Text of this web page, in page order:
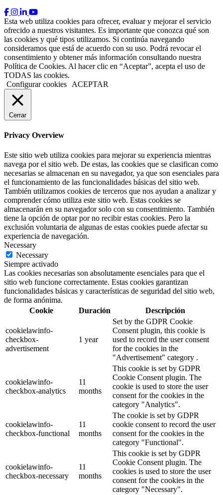
Esta web utiliza cookies para ofrecer, evaluar y mejorar el servicio
ofrecido a nuestros visitantes. Es importante que conozca qué son
las cookies y qué tipos utilizamos. Si continúa navegando
consideramos que está de acuerdo con su uso. Podrá revocar el
consentimiento y obtener más información consultando nuestra
Política de Cookies. Al hacer clic en “Aceptar”, acepta el uso de
TODAS las cookies.
Configurar cookies
ACEPTAR
Cerrar
Privacy Overview
Este sitio web utiliza cookies para mejorar su experiencia mientras
navega por el sitio web. De estas, las cookies que se clasifican como
necesarias se almacenan en su navegador, ya que son esenciales para
el funcionamiento de las funcionalidades básicas del sitio web.
También utilizamos cookies de terceros que nos ayudan a analizar y
comprender cómo utiliza este sitio web. Estas cookies se
almacenarán en su navegador solo con su consentimiento. También
tiene la opción de optar por no recibir estas cookies. Pero la
exclusión voluntaria de algunas de estas cookies puede afectar su
experiencia de navegación.
Necessary
Necessary
Siempre activado
Las cookies necesarias son absolutamente esenciales para que el
sitio web funcione correctamente. Estas cookies garantizan
funcionalidades básicas y características de seguridad del sitio web,
de forma anónima.
Cookie
Duración Descripción
cookielawinfo-
checkbox-
advertisement
1 year
Set by the GDPR Cookie
Consent plugin, this cookie is
used to record the user consent
for the cookies in the
"Advertisement" category .
cookielawinfo-
checkbox-analytics
11
months
This cookie is set by GDPR
Cookie Consent plugin. The
cookie is used to store the user
consent for the cookies in the
category "Analytics".
cookielawinfo-
checkbox-functional
11
months
The cookie is set by GDPR
cookie consent to record the user
consent for the cookies in the
category "Functional".
cookielawinfo-
checkbox-necessary
11
months
This cookie is set by GDPR
Cookie Consent plugin. The
cookies is used to store the user
consent for the cookies in the
category "Necessary".